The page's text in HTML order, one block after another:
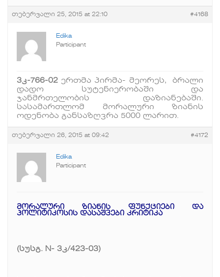
თებერვალი 25, 2015 at 22:10 #4168
Edika
Participant
3კ-766-02 ერთმა პირმა- მეორეს, ბრალი
დადო სუტენიერობაში და
ჯანმრთელობის დაზიანებაში.
სასამართლომ მორალური ზიანის
ოდენობა განსაზღვრა 5000 ლარით.
თებერვალი 26, 2015 at 09:42 #4172
Edika
Participant
მორალური ზიანის ფუნქციები და
პოლიტიკოსის დასაშვები კრიტიკა
(სუსგ. N- 3კ/423-03)